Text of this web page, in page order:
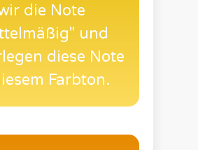
die Note
und
diese Note
Farbton.